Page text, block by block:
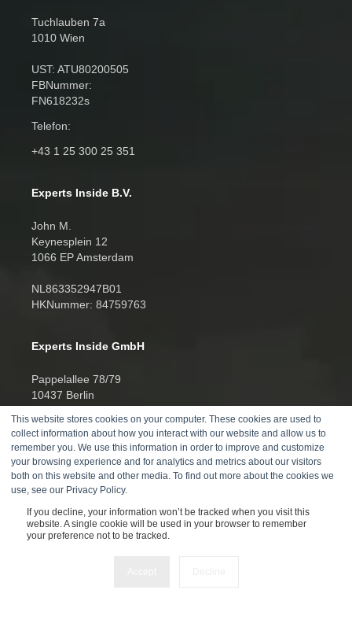
This website stores cookies on your computer. These cookies are used to
collect information about how you interact with our website and allow us to
remember you. We use this information in order to improve and customize
your browsing experience and for analytics and metrics about our visitors
both on this website and other media. To find out more about the cookies we
use, see our Privacy Policy.
If you decline, your information won’t be tracked when you visit this
website. A single cookie will be used in your browser to remember
your preference not to be tracked.
Tuchlauben 7a
1010 Wien
UST: ATU80200505
FBNummer:
FN618232s
Telefon:
+43 1 25 300 25 351
Experts Inside B.V.
John M.
Keynesplein 12
1066 EP Amsterdam
NL863352947B01
HKNummer: 84759763
Experts Inside GmbH
Pappelallee 78/79
10437 Berlin
HRB 277388
UID DE457701178
Telefon:
+4930520014270